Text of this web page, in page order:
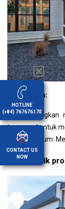
Keuntungan:
tempered untuk
Aplikasi umum:
4.5.4 Pabrik
HOTLINE
(+84) 767676170
CONTACT US
NOW